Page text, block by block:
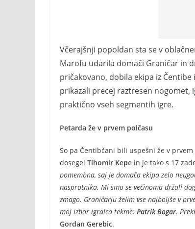
Včerajšnji popoldan sta se v
Marofu udarila domači Graničar in
pričakovano, dobila ekipa iz
prikazali precej raztresen nogomet,
praktično vseh segmentih igre.
Petarda že v prvem polčasu
So pa Čentibčani bili uspešni že v
dosegel Tihomir Kepe in je tako s 17
pomembna, saj je domača ekipa zelo
nasprotnika. Mi smo se večinoma držali
zmago. Graničarju želim vse najboljše v
moj izbor igralca tekme: Patrik Bogar.
Gordan Gerebic.